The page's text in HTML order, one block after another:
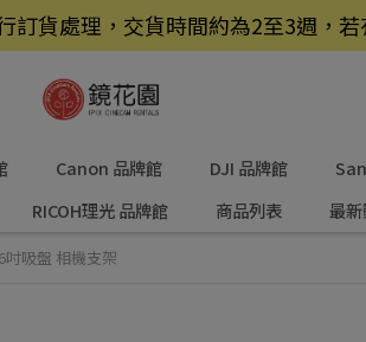
貨處理，交貨時間約為2至3週，
Canon 品牌館 DJI 品牌館
RICOH理光 品牌館 商品列表 最
吋吸盤 相機支架